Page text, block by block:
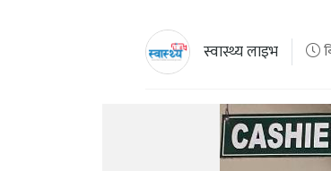
स्वास्थ्य लाइभ